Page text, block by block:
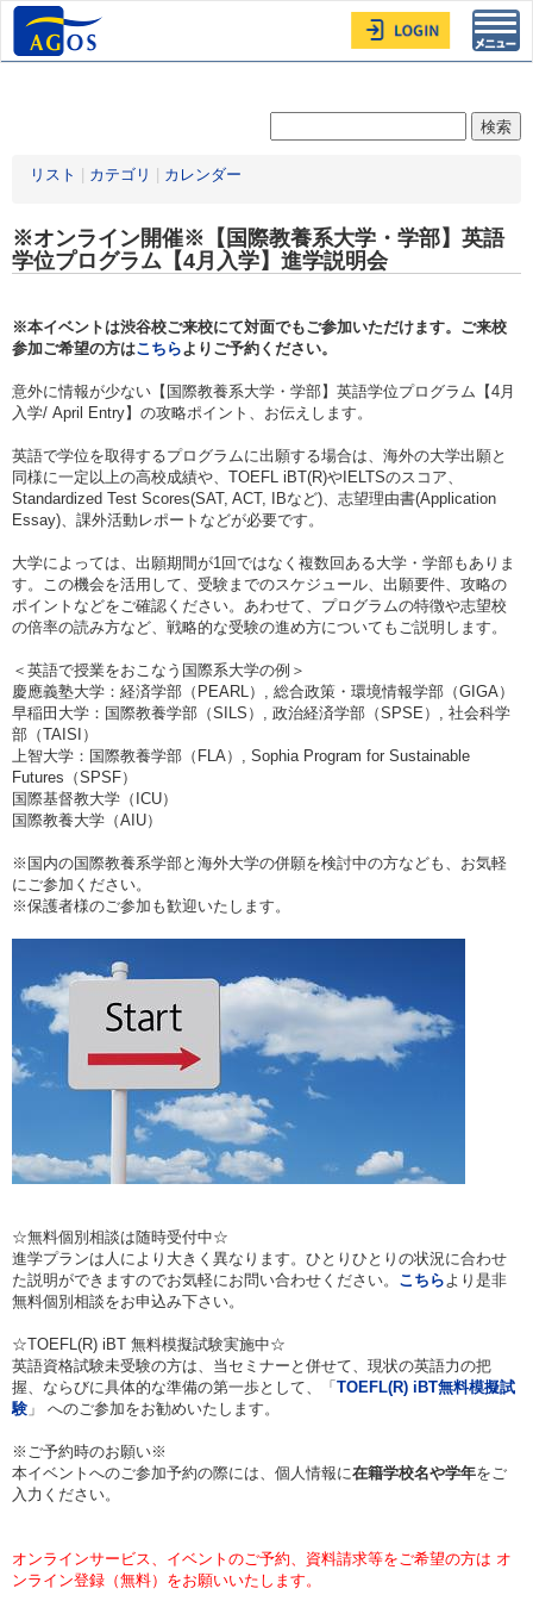
リスト カテゴリ カレンダー
※オンライン開催※【国際教養系大学・学部】英語
学位プログラム【4月入学】進学説明会
※本イベントは渋谷校ご来校にて対面でもご参加いただけます。ご来校
参加ご希望の方はこちらよりご予約ください。
意外に情報が少ない【国際教養系大学・学部】英語学位プログラム【4月
入学/ April Entry】の攻略ポイント、お伝えします。
英語で学位を取得するプログラムに出願する場合は、海外の大学出願と
同様に一定以上の高校成績や、TOEFL iBT(R)やIELTSのスコア、
Standardized Test Scores(SAT, ACT, IBなど)、志望理由書(Application
Essay)、課外活動レポートなどが必要です。
大学によっては、出願期間が1回ではなく複数回ある大学・学部もありま
す。この機会を活用して、受験までのスケジュール、出願要件、攻略の
ポイントなどをご確認ください。あわせて、プログラムの特徴や志望校
の倍率の読み方など、戦略的な受験の進め方についてもご説明します。
＜英語で授業をおこなう国際系大学の例＞
慶應義塾大学：経済学部（PEARL）, 総合政策・環境情報学部（GIGA）
早稲田大学：国際教養学部（SILS）, 政治経済学部（SPSE）, 社会科学
部（TAISI）
上智大学：国際教養学部（FLA）, Sophia Program for Sustainable
Futures（SPSF）
国際基督教大学（ICU）
国際教養大学（AIU）
※国内の国際教養系学部と海外大学の併願を検討中の方なども、お気軽
にご参加ください。
※保護者様のご参加も歓迎いたします。
☆無料個別相談は随時受付中☆
進学プランは人により大きく異なります。ひとりひとりの状況に合わせ
た説明ができますのでお気軽にお問い合わせください。 こちらより是非
無料個別相談をお申込み下さい。
☆TOEFL(R) iBT 無料模擬試験実施中☆
英語資格試験未受験の方は、当セミナーと併せて、現状の英語力の把
握、ならびに具体的な準備の第一歩として、「 TOEFL(R) iBT無料模擬試
験 」 へのご参加をお勧めいたします。
※ご予約時のお願い※
本イベントへのご参加予約の際には、個人情報に在籍学校名や学年をご
入力ください。
オンラインサービス、イベントのご予約、資料請求等をご希望の方は オ
ンライン登録（無料）をお願いいたします。